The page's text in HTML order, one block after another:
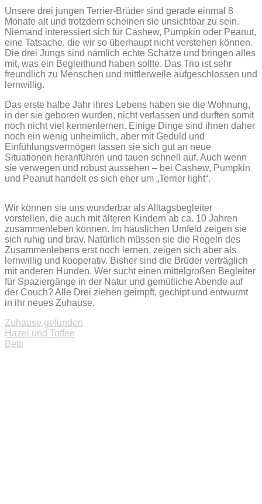
Unsere drei jungen Terrier-Brüder sind gerade einmal 8
Monate alt und trotzdem scheinen sie unsichtbar zu sein.
Niemand interessiert sich für Cashew, Pumpkin oder Peanut,
eine Tatsache, die wir so überhaupt nicht verstehen können.
Die drei Jungs sind nämlich echte Schätze und bringen alles
mit, was ein Begleithund haben sollte. Das Trio ist sehr
freundlich zu Menschen und mittlerweile aufgeschlossen und
lernwillig.
Das erste halbe Jahr ihres Lebens haben sie die Wohnung,
in der sie geboren wurden, nicht verlassen und durften somit
noch nicht viel kennenlernen. Einige Dinge sind ihnen daher
noch ein wenig unheimlich, aber mit Geduld und
Einfühlungsvermögen lassen sie sich gut an neue
Situationen heranführen und tauen schnell auf. Auch wenn
sie verwegen und robust aussehen – bei Cashew, Pumpkin
und Peanut handelt es sich eher um „Terrier light“.
Wir können sie uns wunderbar als Alltagsbegleiter
vorstellen, die auch mit älteren Kindern ab ca. 10 Jahren
zusammenleben können. Im häuslichen Umfeld zeigen sie
sich ruhig und brav. Natürlich müssen sie die Regeln des
Zusammenlebens erst noch lernen, zeigen sich aber als
lernwillig und kooperativ. Bisher sind die Brüder verträglich
mit anderen Hunden. Wer sucht einen mittelgroßen Begleiter
für Spaziergänge in der Natur und gemütliche Abende auf
der Couch? Alle Drei ziehen geimpft, gechipt und entwurmt
in ihr neues Zuhause.
Zuhause gefunden
Beitragsnavigation
Hazel und Toffee
Betti